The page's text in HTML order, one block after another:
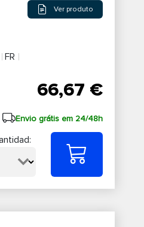
Ver produto
FR
66,67 €
Envio grátis em 24/48h